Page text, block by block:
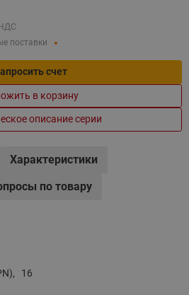
поставки
счет
в корзину
описание серии
Характеристики
по товару
16